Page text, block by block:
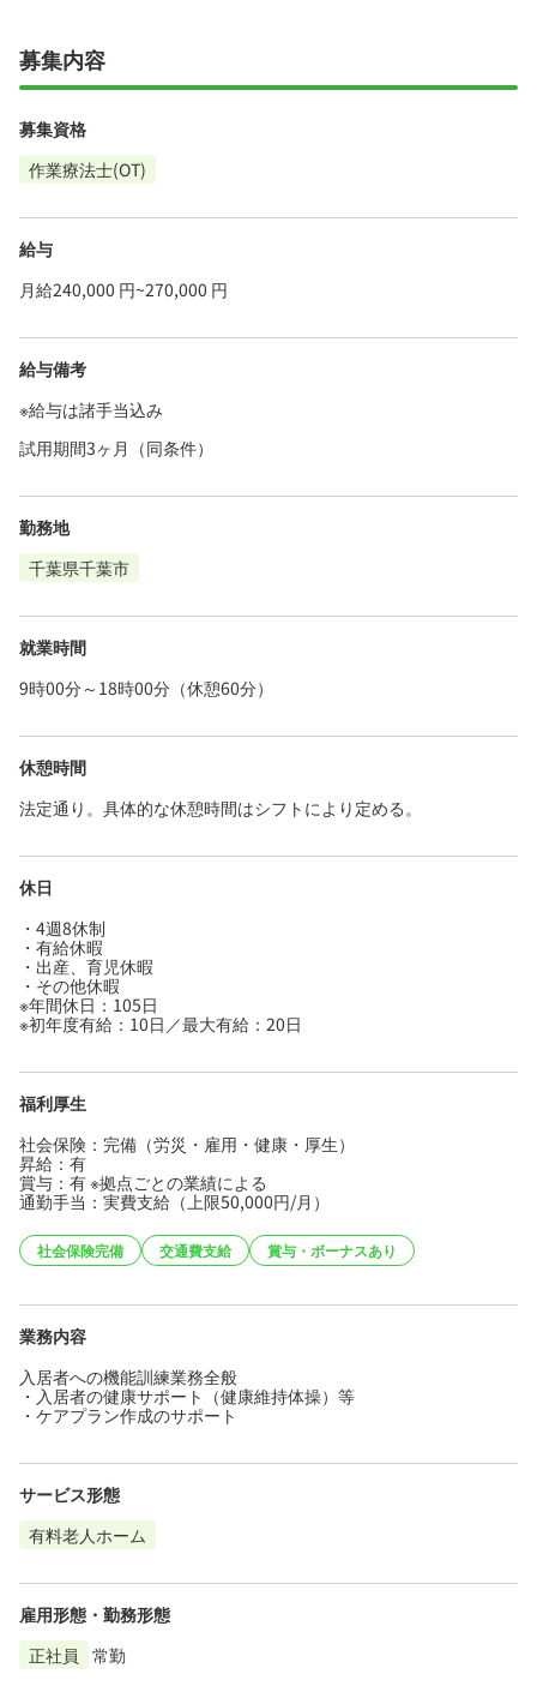
募集内容
募集資格
作業療法士(OT)
給与
月給240,000 円~270,000 円
給与備考
※給与は諸手当込み
試用期間3ヶ月（同条件）
勤務地
千葉県千葉市
就業時間
9時00分～18時00分（休憩60分）
休憩時間
法定通り。具体的な休憩時間はシフトにより定める。
休日
・4週8休制
・有給休暇
・出産、育児休暇
・その他休暇
※年間休日：105日
※初年度有給：10日／最大有給：20日
福利厚生
社会保険：完備（労災・雇用・健康・厚生）
昇給：有
賞与：有 ※拠点ごとの業績による
通勤手当：実費支給（上限50,000円/月）
社会保険完備 交通費支給 賞与・ボーナスあり
業務内容
入居者への機能訓練業務全般
・入居者の健康サポート（健康維持体操）等
・ケアプラン作成のサポート
サービス形態
有料老人ホーム
雇用形態・勤務形態
正社員
常勤